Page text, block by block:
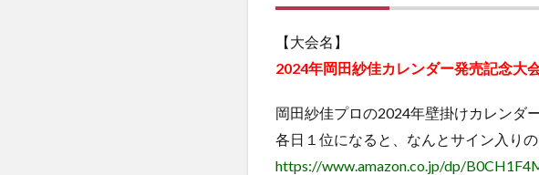
【大会名】
2024年岡田紗佳カレンダー発売記念大
岡田紗佳プロの2024年壁掛けカレンダ
各日１位になると、なんとサイン入り
https://www.amazon.co.jp/dp/